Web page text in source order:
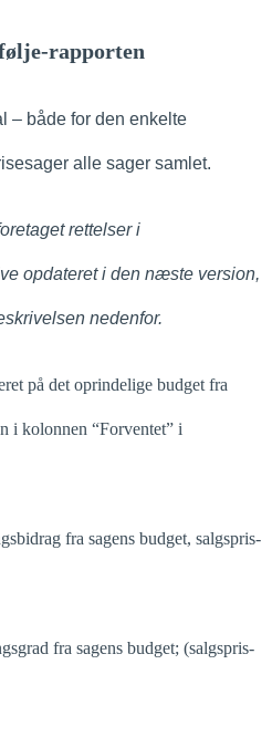
rapporten
– både for den enkelte
alle sager samlet.
rettelser i
opdateret i den næste version,
nedenfor.
på det oprindelige budget fra
i kolonnen “Forventet” i
fra sagens budget, salgspris-
fra sagens budget; (salgspris-